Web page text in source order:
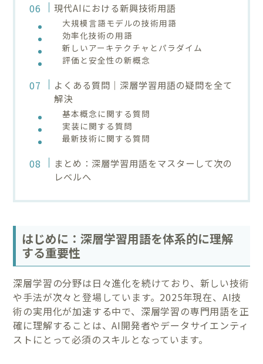
現代AIにおける新興技術用語
大規模言語モデルの技術用語
効率化技術の用語
新しいアーキテクチャとパラダイム
評価と安全性の新概念
よくある質問｜深層学習用語の疑問を全て
解決
基本概念に関する質問
実装に関する質問
最新技術に関する質問
まとめ：深層学習用語をマスターして次の
レベルへ
はじめに：深層学習用語を体系的に理解
する重要性
深層学習の分野は日々進化を続けており、新しい技術
や手法が次々と登場しています。2025年現在、AI技
術の実用化が加速する中で、深層学習の専門用語を正
確に理解することは、AI開発者やデータサイエンティ
ストにとって必須のスキルとなっています。